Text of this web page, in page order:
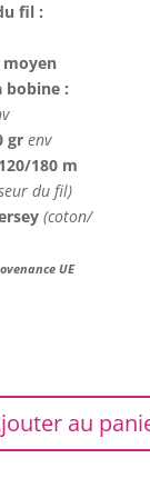
fil :
moyen
bobine :
grenv
180 m
du fil)
(coton/
UE
au